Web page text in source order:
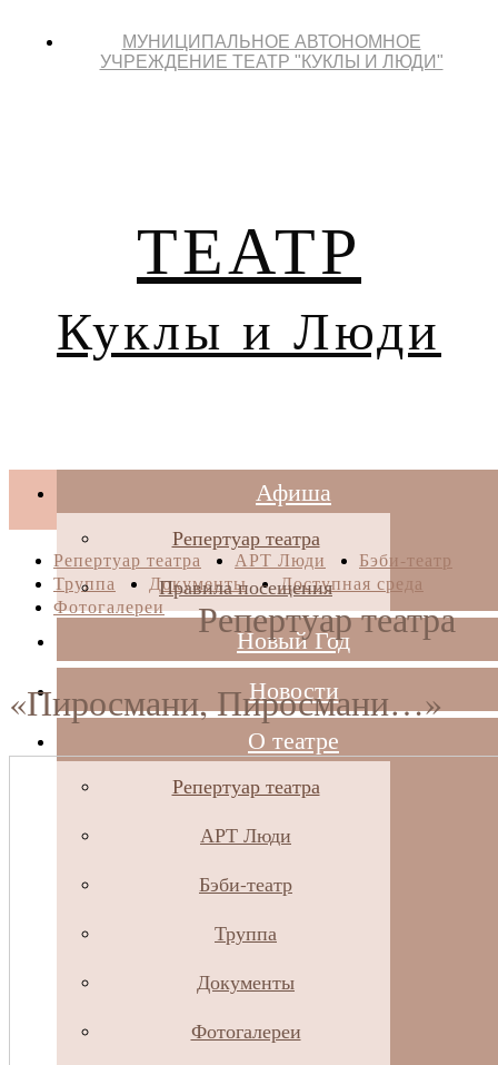
МУНИЦИПАЛЬНОЕ АВТОНОМНОЕ
УЧРЕЖДЕНИЕ ТЕАТР "КУКЛЫ И ЛЮДИ"
ТЕАТР
Куклы и Люди
Афиша
Репертуар театра
Правила посещения
Новый Год
Новости
О театре
Репертуар театра
АРТ Люди
Бэби-театр
Труппа
Документы
Фотогалереи
Репертуар театра АРТ Люди
Бэби-театр
Труппа
Документы
Доступная среда
Фотогалереи
Репертуар театра
«Пиросмани, Пиросмани…»